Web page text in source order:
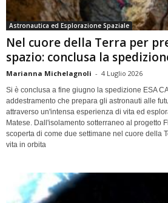
Astronautica ed Esplorazione Spaziale
Nel cuore della Terra per
spazio: conclusa la
Marianna Michelagnoli - 4 Luglio 2026
Si è conclusa a fine giugno la spedizione ESA
addestramento che prepara gli astronauti alle
attraverso un'intensa esperienza di vita ed
Matese. Dall'isolamento sotterraneo al progetto
scoperta di come due settimane nel cuore della
vita in orbita